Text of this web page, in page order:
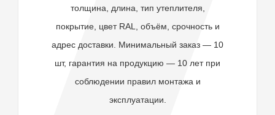
толщина, длина, тип утеплителя,
покрытие, цвет RAL, объём, срочность и
адрес доставки. Минимальный заказ — 10
шт, гарантия на продукцию — 10 лет при
соблюдении правил монтажа и
эксплуатации.